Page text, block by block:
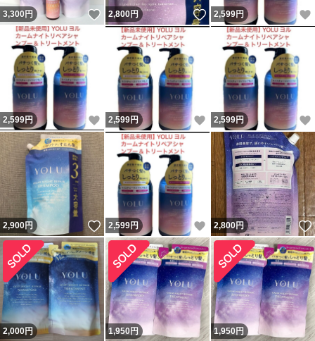
3,300円 いいね！
2,800円 いいね！
2,599円
2,599円 いいね！
2,599円 いいね！
2,599円
2,900円 いいね！
2,599円 いいね！
2,800円
2,000円 1,950 円 1,950 円